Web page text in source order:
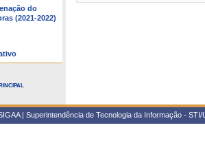
do
(2021-2022)
| Superintendência de Tecnologia da Informação -